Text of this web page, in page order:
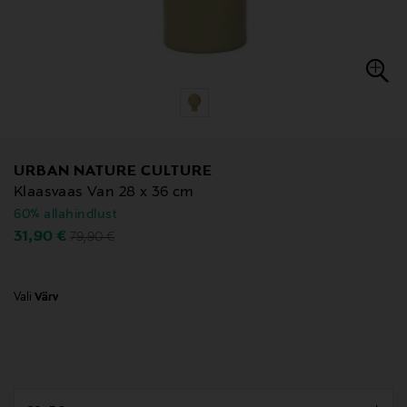
URBAN NATURE CULTURE
Klaasvaas Van 28 x 36 cm
60% allahindlust
Discounted Price
31,90 € Original Price
79,90 €
Vali Värv